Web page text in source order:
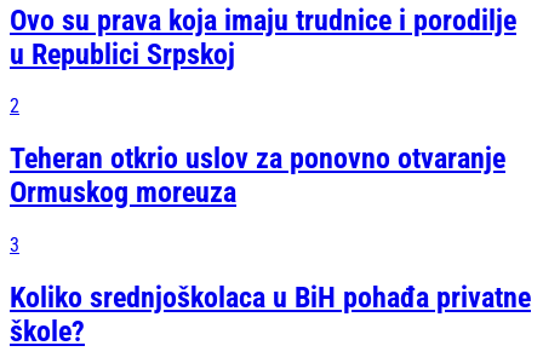
Ovo su prava koja imaju trudnice i porodilje
u Republici Srpskoj
2
Teheran otkrio uslov za ponovno otvaranje
Ormuskog moreuza
3
Koliko srednjoškolaca u BiH pohađa privatne
škole?